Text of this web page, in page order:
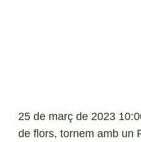
25 de març de 2023
de flors, tornem amb un